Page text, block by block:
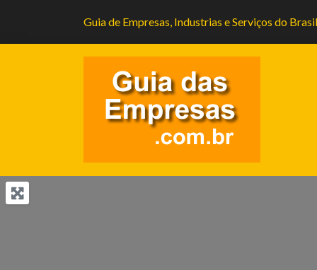
Guia de Empresas, Industrias e Serviços do Brasil